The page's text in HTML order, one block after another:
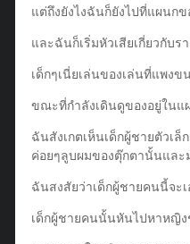
แต่ถึงยังไงฉันก็ยังไปที่แผนกข
และฉันก็เริ่มหัวเสียเกี่ยวกับ
เด็กๆเนี่ยเล่นของเล่นที่แพง
ขณะที่กำลังเดินดูของอยู่ในแ
ฉันสังเกตเห็นเด็กผู้ชายตัวเ
ค่อยๆลูบผมของตุ๊กตานั้นและ
ฉันสงสัยว่าเด็กผู้ชายคนนี้จะ
เด็กผู้ชายคนนั้นหันไปหาหญิง